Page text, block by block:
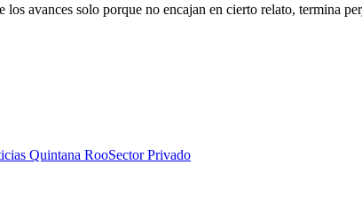
avances solo porque no encajan en cierto relato, termina
Quintana RooSector Privado